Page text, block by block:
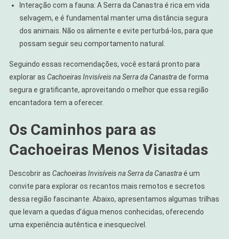
Interação com a fauna: A Serra da Canastra é rica em vida
selvagem, e é fundamental manter uma distância segura
dos animais. Não os alimente e evite perturbá-los, para que
possam seguir seu comportamento natural.
Seguindo essas recomendações, você estará pronto para
explorar as Cachoeiras Invisíveis na Serra da Canastrade forma
segura e gratificante, aproveitando o melhor que essa região
encantadora tem a oferecer.
Os Caminhos para as
Cachoeiras Menos Visitadas
Descobrir as Cachoeiras Invisíveis na Serra da Canastraé um
convite para explorar os recantos mais remotos e secretos
dessa região fascinante. Abaixo, apresentamos algumas trilhas
que levam a quedas d’água menos conhecidas, oferecendo
uma experiência autêntica e inesquecível.